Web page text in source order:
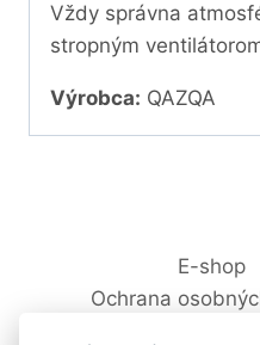
Vždy správna
stropným
Výrobca: QAZQA
E-shop
Ochrana